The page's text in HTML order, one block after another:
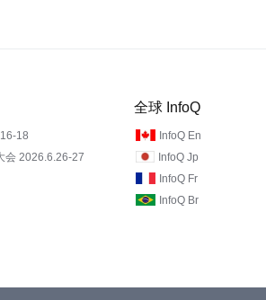
18
会 2026.6.26-27
全球 InfoQ
InfoQ En
InfoQ Jp
InfoQ Fr
InfoQ Br